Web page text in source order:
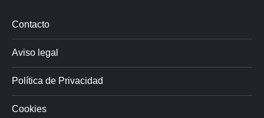
Contacto
Aviso legal
Política de Privacidad
Cookies